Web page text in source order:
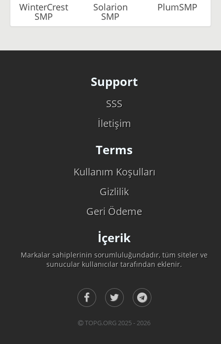
WinterCrest
SMP
Solarion
SMP
PlumSMP
Support
SSS
İletişim
Terms
Kullanım Koşulları
Gizlilik
Geri Ödeme
İçerik
Markalar sahiplerinin sorumluluğundadır, tüm siteler ve
sunucular kullanıcılar tarafından eklenir.
TOPG.ORG 2025 - 2026